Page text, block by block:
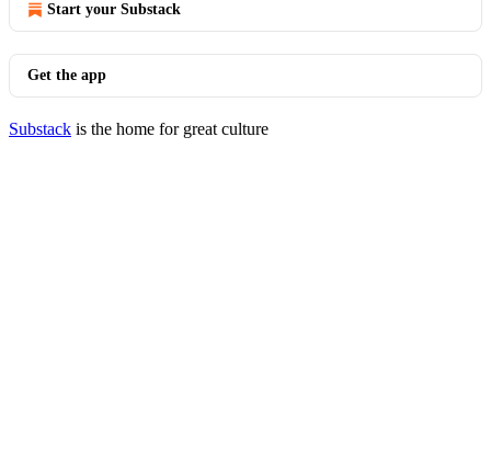
Start your Substack
Get the app
Substack is the home for great culture